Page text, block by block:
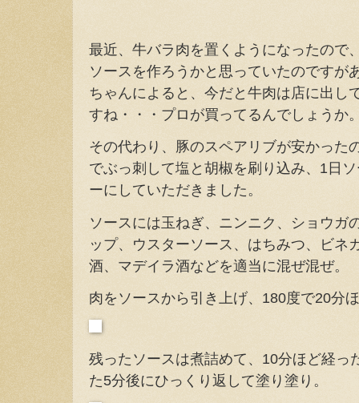
最近、牛バラ肉を置くようになったので
ソースを作ろうかと思っていたのですが
ちゃんによると、今だと牛肉は店に出し
すね・・・プロが買ってるんでしょうか
その代わり、豚のスペアリブが安かった
でぶっ刺して塩と胡椒を刷り込み、1日
ーにしていただきました。
ソースには玉ねぎ、ニンニク、ショウガ
ップ、ウスターソース、はちみつ、ビネ
酒、マデイラ酒などを適当に混ぜ混ぜ。
肉をソースから引き上げ、180度で20分
残ったソースは煮詰めて、10分ほど経っ
た5分後にひっくり返して塗り塗り。